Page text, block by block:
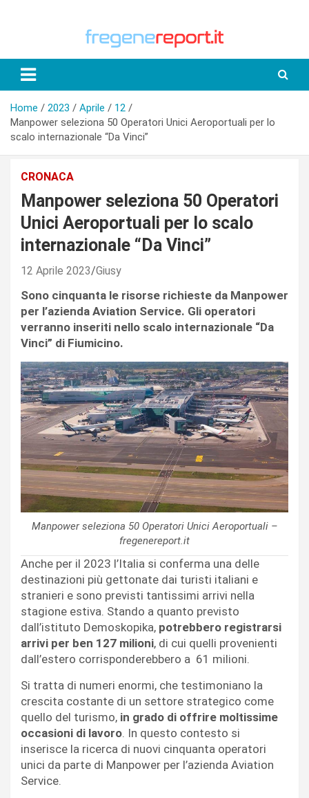
Home 2023 Aprile
12
Manpower seleziona 50 Operatori Unici Aeroportuali per lo
scalo internazionale “Da Vinci”
CRONACA
Manpower seleziona 50 Operatori
Unici Aeroportuali per lo scalo
internazionale “Da Vinci”
12 Aprile 2023 Giusy
Sono cinquanta le risorse richieste da Manpower
per l’azienda Aviation Service. Gli operatori
verranno inseriti nello scalo internazionale “Da
Vinci” di Fiumicino.
Manpower seleziona 50 Operatori Unici Aeroportuali –
fregenereport.it
Anche per il 2023 l’Italia si conferma una delle
destinazioni più gettonate dai turisti italiani e
stranieri e sono previsti tantissimi arrivi nella
stagione estiva. Stando a quanto previsto
dall’istituto Demoskopika, potrebbero registrarsi
arrivi per ben 127 milioni, di cui quelli provenienti
dall’estero corrisponderebbero a 61 milioni.
Si tratta di numeri enormi, che testimoniano la
crescita costante di un settore strategico come
quello del turismo, in grado di offrire moltissime
occasioni di lavoro. In questo contesto si
inserisce la ricerca di nuovi cinquanta operatori
unici da parte di Manpower per l’azienda Aviation
Service.